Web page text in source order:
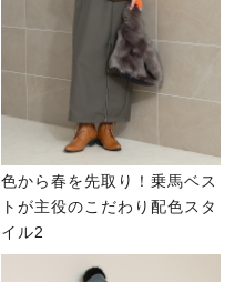
色から春を先取り！乗馬ベス
トが主役のこだわり配色スタ
イル2